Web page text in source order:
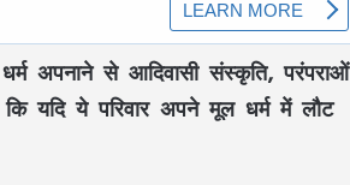
अपनानेसे आदिवासी संस्कृति, परंपराओं
यदि ये परिवार अपने मूल धर्म में लौट